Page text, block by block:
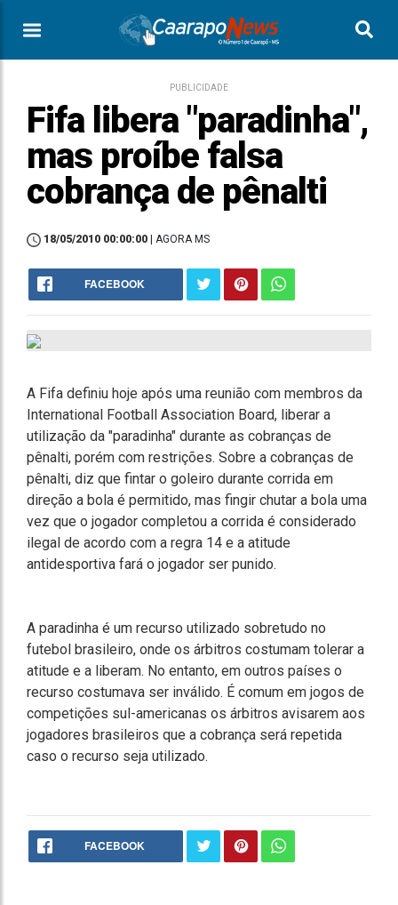
PUBLICIDADE
Fifa libera "paradinha",
mas proíbe falsa
cobrança de pênalti
18/05/2010 00:00:00 | AGORA MS
FACEBOOK
A Fifa definiu hoje após uma reunião com membros da
International Football Association Board, liberar a
utilização da "paradinha" durante as cobranças de
pênalti, porém com restrições. Sobre a cobranças de
pênalti, diz que fintar o goleiro durante corrida em
direção a bola é permitido, mas fingir chutar a bola uma
vez que o jogador completou a corrida é considerado
ilegal de acordo com a regra 14 e a atitude
antidesportiva fará o jogador ser punido.
A paradinha é um recurso utilizado sobretudo no
futebol brasileiro, onde os árbitros costumam tolerar a
atitude e a liberam. No entanto, em outros países o
recurso costumava ser inválido. É comum em jogos de
competições sul-americanas os árbitros avisarem aos
jogadores brasileiros que a cobrança será repetida
caso o recurso seja utilizado.
FACEBOOK